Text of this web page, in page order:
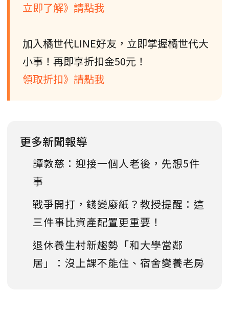
立即了解》請點我
加入橘世代LINE好友，立即掌握橘世代大
小事！再即享折扣金50元！
領取折扣》請點我
更多新聞報導
譚敦慈：迎接一個人老後，先想5件
事
戰爭開打，錢變廢紙？教授提醒：這
三件事比資產配置更重要！
退休養生村新趨勢「和大學當鄰
居」：沒上課不能住、宿舍變養老房